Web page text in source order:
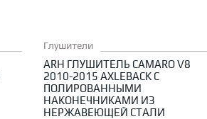
Глушители
ARH ГЛУШИТЕЛЬ CAMARO V8
2010-2015 AXLEBACK С
ПОЛИРОВАННЫМИ
НАКОНЕЧНИКАМИ ИЗ
НЕРЖАВЕЮЩЕЙ СТАЛИ